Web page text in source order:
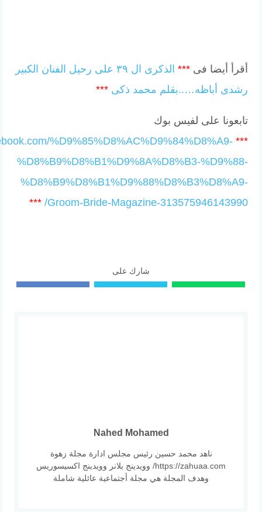
أقرأ أيضا فى***
الذكرى ال ٣٩ على رحيل الفنان الكبير
رشدى أباظه…..بقلم محمد ذكى ***
تابعونا على لفيس بوك
***
%D9%85%D8%AC%D9%84%D8%A9-
%D8%B9%D8%B1%D9%8A%D8%B3-%D9%88-
%D8%B9%D8%B1%D9%88%D8%B3%D8%A9-
Groom-Bride-Magazine-313575946143990/
***
شارك على
Nahed Mohamed
ناهد محمد حسين رئيس مجلس ادارة مجلة زهوة
https://zahuaa.com/ وويدينج بلانر وويدينج اكسيسوريس
وهدف المجلة هي مجلة أجتماعية عائلية شاملة